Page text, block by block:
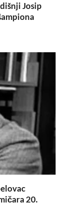
Josip
20.